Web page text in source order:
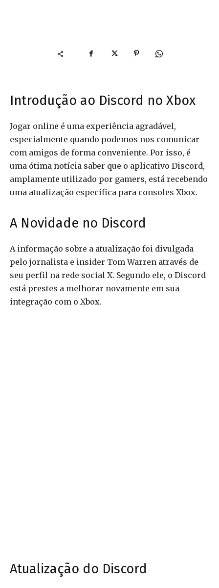
Introdução ao Discord no Xbox
Jogar online é uma experiência agradável,
especialmente quando podemos nos comunicar
com amigos de forma conveniente. Por isso, é
uma ótima notícia saber que o aplicativo Discord,
amplamente utilizado por gamers, está recebendo
uma atualização específica para consoles Xbox.
A Novidade no Discord
A informação sobre a atualização foi divulgada
pelo jornalista e insider Tom Warren através de
seu perfil na rede social X. Segundo ele, o Discord
está prestes a melhorar novamente em sua
integração com o Xbox.
Atualização do Discord